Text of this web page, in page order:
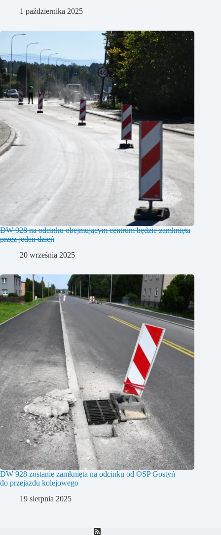
1 października 2025
DW 928 na odcinku obejmującym centrum będzie zamknięta
przez jeden dzień
20 września 2025
DW 928 zostanie zamknięta na odcinku od OSP Gostyń
do przejazdu kolejowego
19 sierpnia 2025